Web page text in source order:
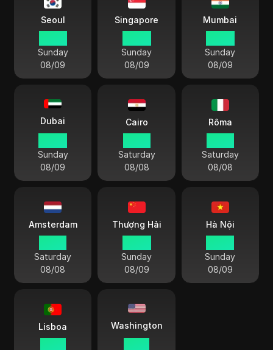
Seoul
Sunday
08/09
Singapore
Sunday
08/09
Mumbai
Sunday
08/09
Dubai
Sunday
08/09
Cairo
Saturday
08/08
Rôma
Saturday
08/08
Amsterdam
Saturday
08/08
Thượng Hải
Sunday
08/09
Hà Nội
Sunday
08/09
Lisboa Washington